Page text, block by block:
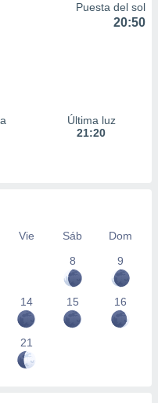
Puesta del sol
20:50
Última luz
21:20
Vie Sáb
Dom
8
9
14 15 16
21